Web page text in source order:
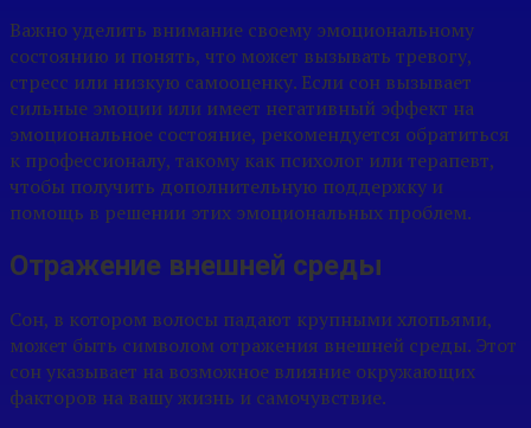
Важно уделить внимание своему эмоциональному
состоянию и понять, что может вызывать тревогу,
стресс или низкую самооценку. Если сон вызывает
сильные эмоции или имеет негативный эффект на
эмоциональное состояние, рекомендуется обратиться
к профессионалу, такому как психолог или терапевт,
чтобы получить дополнительную поддержку и
помощь в решении этих эмоциональных проблем.
Отражение внешней среды
Сон, в котором волосы падают крупными хлопьями,
может быть символом отражения внешней среды. Этот
сон указывает на возможное влияние окружающих
факторов на вашу жизнь и самочувствие.